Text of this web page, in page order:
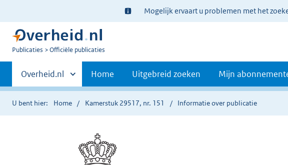
Ter
informatie:
Mogelijk ervaart u problemen met het
U
Publicaties Officiële publicaties
Primaire
navigatie
Andere
sites
binnen
Overheid.nl Home Uitgebreid zoeken Mijn
U bent hier: Home Kamerstuk 29517, nr. 151 Informatie over publicatie